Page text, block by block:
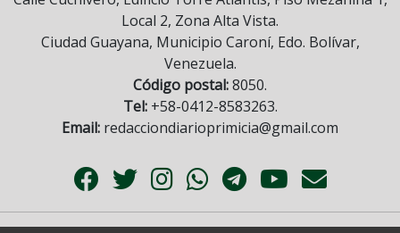
Local 2, Zona Alta Vista.
Ciudad Guayana, Municipio Caroní, Edo. Bolívar,
Venezuela.
Código postal:8050.
Tel:+58-0412-8583263.
Email: redacciondiarioprimicia@gmail.com